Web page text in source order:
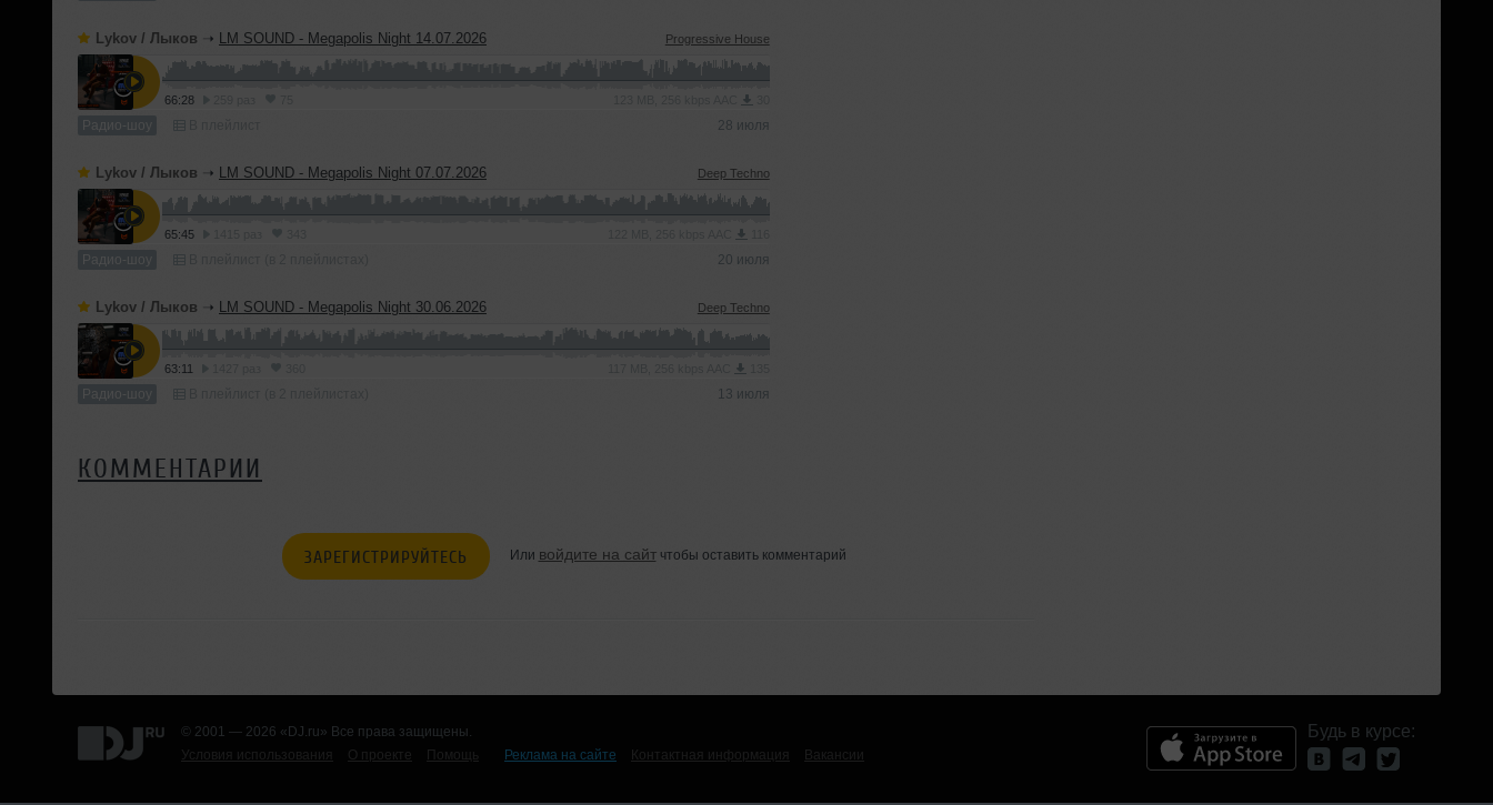
Lykov / Лыков ➝ LM SOUND - Megapolis Night 14.07.2026 Progressive House
66:28
Радио-шоу 28 июля
Lykov / Лыков ➝ LM SOUND - Megapolis Night 07.07.2026 Deep Techno
65:45
Радио-шоу 20 июля
Lykov / Лыков ➝ LM SOUND - Megapolis Night 30.06.2026 Deep Techno
63:11
Радио-шоу 13 июля
КОММЕНТАРИИ
ЗАРЕГИСТРИРУЙТЕСЬ Или войдите на сайтчтобы оставить комментарий
© 2001 — 2026 «DJ.ru» Все права защищены.
Условия использования
О проекте Помощь Реклама на сайте Контактная информация Вакансии
Будь в курсе: